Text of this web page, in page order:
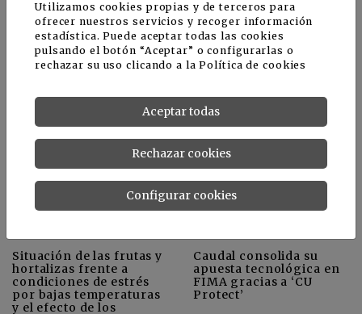
La primera Jornada del
Área Vegetal del IRTA
consolida una
investigación
colaborativa y
El IVIA desarrollará siete
proyectos de
cooperación
innovadores para el
sector agrario y
valenciano en los
próximos dos años
Situación de las frutas y
hortalizas frente a
condiciones de estrés
por bajas temperaturas
y el efecto de los
Caudal consolida su
apuesta tecnológica en
FIMA gracias a ‘CU
Protect’
Utilizamos cookies propias y de terceros para
ofrecer nuestros servicios y recoger información
estadística. Puede aceptar todas las cookies
pulsando el botón “Aceptar” o configurarlas o
rechazar su uso clicando a laPolítica de cookies
Aceptar todas
Rechazar cookies
Configurar cookies